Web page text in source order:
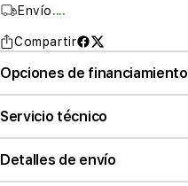
Envío....
Compartir
Opciones de financiamiento
Servicio técnico
Detalles de envío